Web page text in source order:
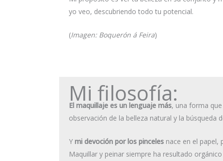
yo veo, descubriendo todo tu potencial.
(Imagen: Boquerón á Feira)
Mi filosofía:
El maquillaje es un lenguaje más, una forma
observación de la belleza natural y la búsqueda
Y mi devoción por los pinceles nace en el papel,
Maquillar y peinar siempre ha resultado